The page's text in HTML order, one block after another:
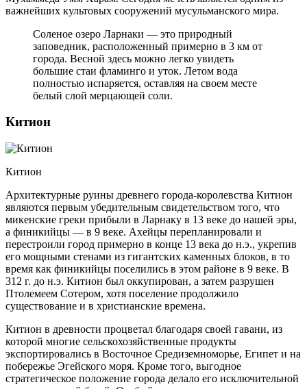
важнейших культовых сооружений мусульманского мира.
Соленое озеро Ларнаки — это природный
заповедник, расположенный примерно в 3 км от
города. Весной здесь можно легко увидеть
большие стаи фламинго и уток. Летом вода
полностью испаряется, оставляя на своем месте
белый слой мерцающей соли.
Китион
Китион
Архитектурные руины древнего города-королевства Китион
являются первым убедительным свидетельством того, что
микенские греки прибыли в Ларнаку в 13 веке до нашей эры,
а финикийцы — в 9 веке. Ахейцы перепланировали и
перестроили город примерно в конце 13 века до н.э., укрепив
его мощными стенами из гигантских каменных блоков, в то
время как финикийцы поселились в этом районе в 9 веке. В
312 г. до н.э. Китион был оккупирован, а затем разрушен
Птолемеем Сотером, хотя поселение продолжило
существование и в христианские времена.
Китион в древности процветал благодаря своей гавани, из
которой многие сельскохозяйственные продукты
экспортировались в Восточное Средиземноморье, Египет и на
побережье Эгейского моря. Кроме того, выгодное
стратегическое положение города делало его исключительной